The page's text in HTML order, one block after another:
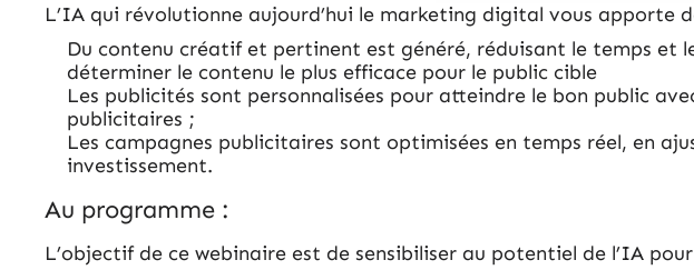
L’IA qui révolutionne aujourd’hui le marketing digital vous apporte
Du contenu créatif et pertinent est généré, réduisant le temps et
déterminer le contenu le plus efficace pour le public cible
Les publicités sont personnalisées pour atteindre le bon public
publicitaires ;
Les campagnes publicitaires sont optimisées en temps réel, en
investissement.
Au programme :
L’objectif de ce webinaire est de sensibiliser au potentiel de l’IA